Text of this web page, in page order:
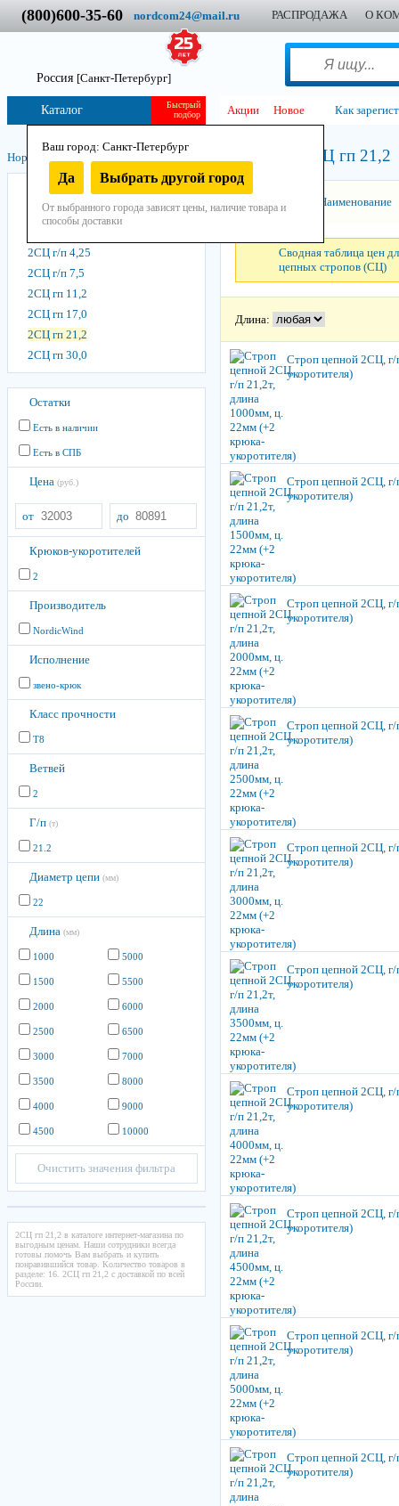
(800)600-35-60 nordcom24@mail.ru РАСПРОДАЖА О
Россия [Санкт-Петербург]
Ваш город: Санкт-Петербург
Да Выбрать другой город
От выбранного города зависят цены, наличие товара и
способы доставки
Быстрый
подбор
Каталог Акции Новое Как
Нордком Стропы Стропы цепные 2СЦ гп 21,2
2СЦ г/п 1,6
2СЦ г/п 2,12
2СЦ г/п 4,25
2СЦ г/п 7,5
2СЦ гп 11,2
2СЦ гп 17,0
2СЦ гп 21,2
2СЦ гп 30,0
Остатки
Есть в наличии
Есть в СПБ
Цена (руб.)
от до
Крюков-укоротителей
2
Производитель
NordicWind
Исполнение
звено-крюк
Класс прочности
Т8
Ветвей
2
Г/п (т)
21.2
Диаметр цепи (мм)
22
Длина (мм)
1000
1500
2000
2500
3000
3500
4000
4500
5000
5500
6000
6500
7000
8000
9000
10000
Очистить значения фильтра
2СЦ гп 21,2 в каталоге интернет-магазина по
выгодным ценам. Наши сотрудники всегда
готовы помочь Вам выбрать и купить
понравившийся товар. Количество товаров в
разделе: 16. 2СЦ гп 21,2 с доставкой по всей
России.
Наименование
Сводная таблица цен
цепных стропов (СЦ)
Длина:
Строп цепной 2СЦ, г/
укоротителя)
Строп цепной 2СЦ, г/
укоротителя)
Строп цепной 2СЦ, г/
укоротителя)
Строп цепной 2СЦ, г/
укоротителя)
Строп цепной 2СЦ, г/
укоротителя)
Строп цепной 2СЦ, г/
укоротителя)
Строп цепной 2СЦ, г/
укоротителя)
Строп цепной 2СЦ, г/
укоротителя)
Строп цепной 2СЦ, г/
укоротителя)
Строп цепной 2СЦ, г/
укоротителя)